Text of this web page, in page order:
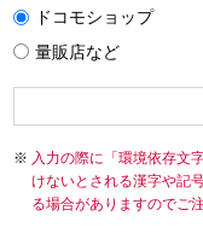
ドコモショップ
量販店など
入力の際に「環境依存文
けないとされる漢字や記
る場合がありますのでご